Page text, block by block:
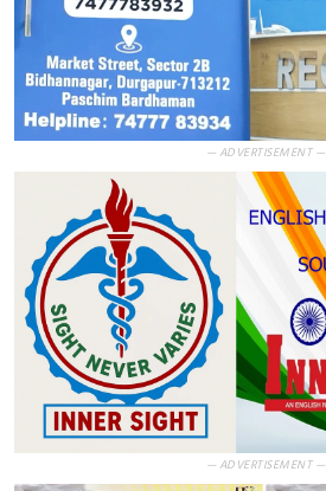
— ADVERTISEMENT —
— ADVERTISEMENT —